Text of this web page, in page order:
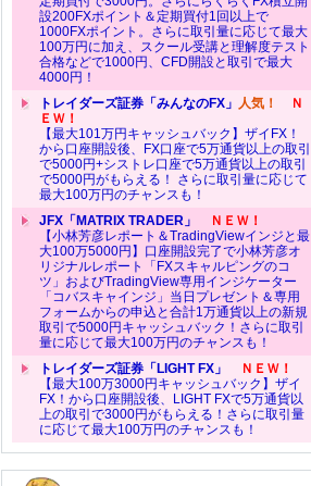
設200FXポイント＆定期買付1回以上で
1000FXポイント。さらに取引量に応じて最大
100万円に加え、スクール受講と理解度テスト
合格などで1000円、CFD開設と取引で最大
4000円！
トレイダーズ証券「みんなのFX」 人気！
Ｎ
ＥＷ！
【最大101万円キャッシュバック】ザイFX！
から口座開設後、FX口座で5万通貨以上の取引
で5000円+シストレ口座で5万通貨以上の取引
で5000円がもらえる！ さらに取引量に応じて
最大100万円のチャンスも！
JFX「MATRIX TRADER」
ＮＥＷ！
【小林芳彦レポート＆TradingViewインジと最
大100万5000円】口座開設完了で小林芳彦オ
リジナルレポート「FXスキャルピングのコ
ツ」およびTradingView専用インジケーター
「コバスキャインジ」当日プレゼント＆専用
フォームからの申込と合計1万通貨以上の新規
取引で5000円キャッシュバック！さらに取引
量に応じて最大100万円のチャンスも！
トレイダーズ証券「LIGHT FX」
ＮＥＷ！
【最大100万3000円キャッシュバック】ザイ
FX！から口座開設後、LIGHT FXで5万通貨以
上の取引で3000円がもらえる！さらに取引量
に応じて最大100万円のチャンスも！